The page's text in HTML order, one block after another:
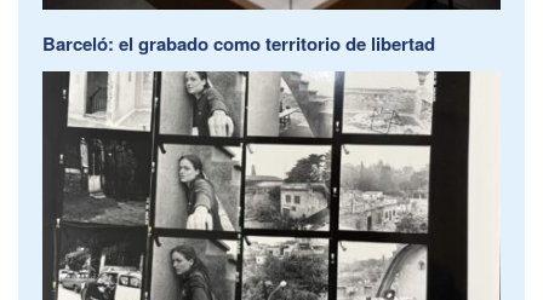
Barceló: el grabado como territorio de libertad